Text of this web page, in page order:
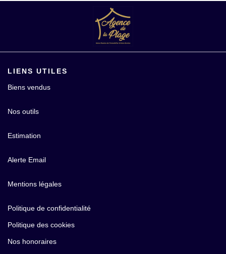
LIENS UTILES
Biens vendus
Nos outils
Estimation
Alerte Email
Mentions légales
Politique de confidentialité
Politique des cookies
Nos honoraires